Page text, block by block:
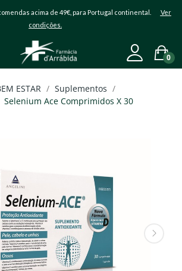
acima de 49€, para Portugal continental. Ver
condições.
0
ESTAR
Suplementos
Selenium Ace Comprimidos X 30